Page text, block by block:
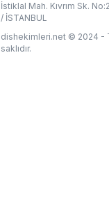
İstiklal Mah. Kıvrım Sk.
/ İSTANBUL
dishekimleri.net © 2024 -
saklıdır.